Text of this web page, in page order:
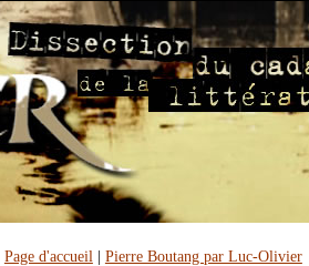
Page d'accueil | Pierre Boutang par Luc-Olivier